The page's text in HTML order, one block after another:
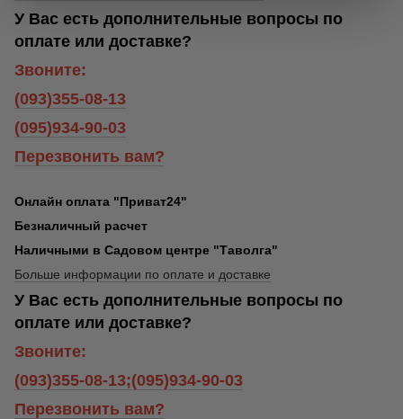
У Вас есть дополнительные вопросы по
оплате или доставке?
Звоните:
(093)355-08-13
(095)934-90-03
Перезвонить вам?
Онлайн оплата "Приват24"
Безналичный расчет
Наличными в Садовом центре "Таволга"
Больше информации по оплате и доставке
У Вас есть дополнительные вопросы по
оплате или доставке?
Звоните:
(093)355-08-13;(095)934-90-03
Перезвонить вам?